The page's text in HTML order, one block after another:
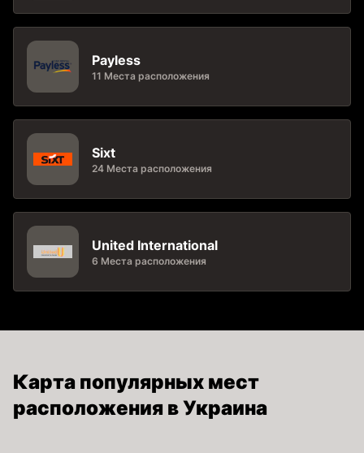
Payless
11 Места расположения
Sixt
24 Места расположения
United International
6 Места расположения
Карта популярных мест
расположения в Украина